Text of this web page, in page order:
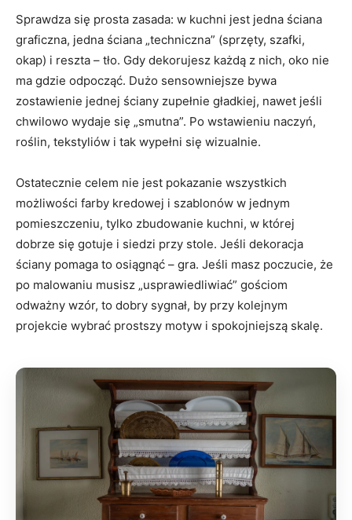
Sprawdza się prosta zasada: w kuchni jest jedna ściana
graficzna, jedna ściana „techniczna” (sprzęty, szafki,
okap) i reszta – tło. Gdy dekorujesz każdą z nich, oko nie
ma gdzie odpocząć. Dużo sensowniejsze bywa
zostawienie jednej ściany zupełnie gładkiej, nawet jeśli
chwilowo wydaje się „smutna”. Po wstawieniu naczyń,
roślin, tekstyliów i tak wypełni się wizualnie.
Ostatecznie celem nie jest pokazanie wszystkich
możliwości farby kredowej i szablonów w jednym
pomieszczeniu, tylko zbudowanie kuchni, w której
dobrze się gotuje i siedzi przy stole. Jeśli dekoracja
ściany pomaga to osiągnąć – gra. Jeśli masz poczucie, że
po malowaniu musisz „usprawiedliwiać” gościom
odważny wzór, to dobry sygnał, by przy kolejnym
projekcie wybrać prostszy motyw i spokojniejszą skalę.